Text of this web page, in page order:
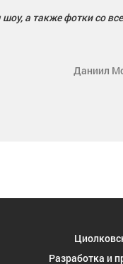
а также фотки со
Даниил
Разработка и